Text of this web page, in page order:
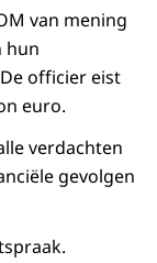
van mening
hun
officier eist
euro.
verdachten
gevolgen